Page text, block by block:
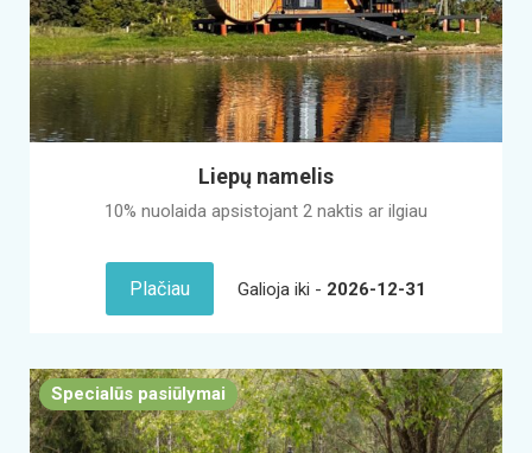
Liepų namelis
10% nuolaida apsistojant 2 naktis ar ilgiau
Plačiau Galioja iki - 2026-12-31
Specialūs pasiūlymai